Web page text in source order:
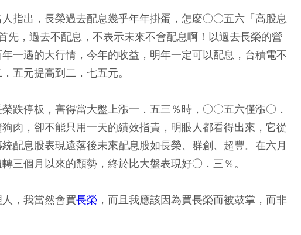
指出，長榮過去配息幾乎年年掛蛋，怎麼○○五六「高股息
先，過去不配息，不表示未來不會配息啊！以過去長榮的營
一遇的大行情，今年的收益，明年一定可以配息，台積電不
五元提高到二．七五元。
跌停板，害得當大盤上漲一．五三％時，○○五六僅漲○．
，卻不能只用一天的績效指責，明眼人都看得出來，它從
配息股表現遠落後未來配息股如長榮、群創、超豐。在六月
三個月以來的頹勢，終於比大盤表現好○．三％。
，我當然會買長榮 ，而且我應該因為買長榮而被鼓掌，而非